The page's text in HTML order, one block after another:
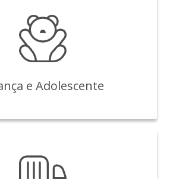
e Adolescente